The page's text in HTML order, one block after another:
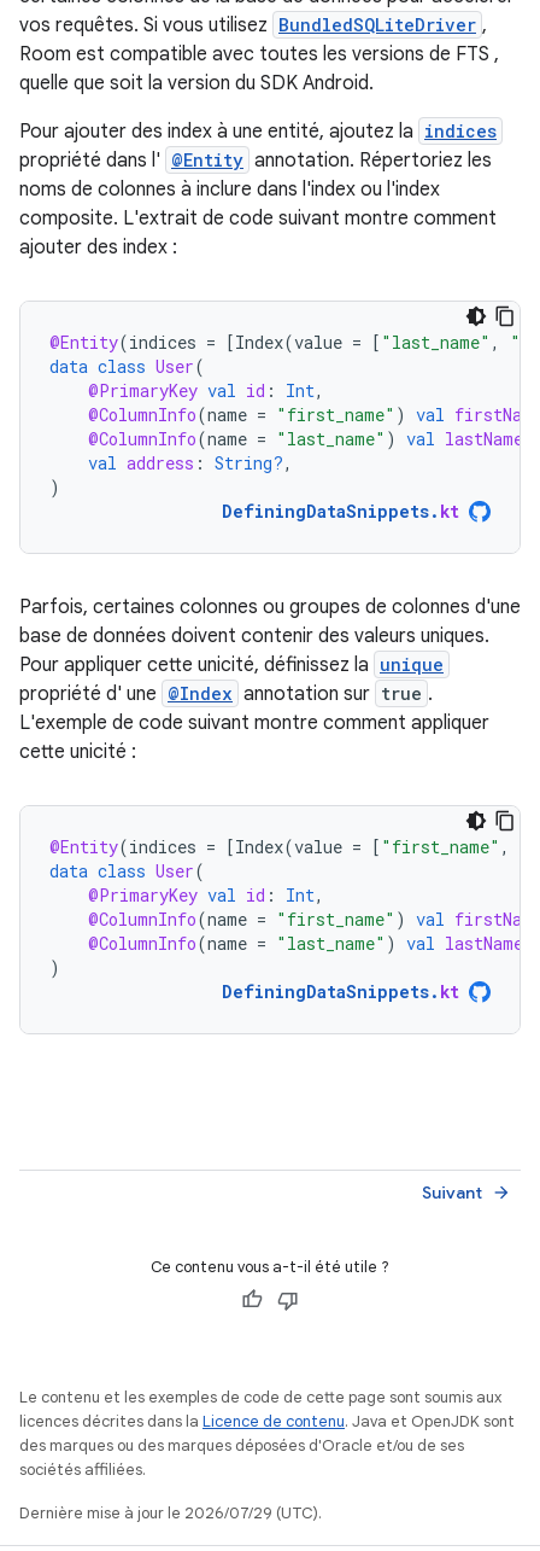
vos requêtes. Si vous utilisez BundledSQLiteDriver ,
Room est compatible avec toutes les versions de FTS ,
quelle que soit la version du SDK Android.
Pour ajouter des index à une entité, ajoutez la indices
propriété dans l' @Entity annotation. Répertoriez les
noms de colonnes à inclure dans l'index ou l'index
composite. L'extrait de code suivant montre comment
ajouter des index :
@Entity(indices = [Index(value = [ "last_name" ,
data class User(
@PrimaryKey val id : Int,
@ColumnInfo(name = "first_name" ) val
@ColumnInfo(name = "last_name" ) val lastName
val address : String?,
)
DefiningDataSnippets. kt
Parfois, certaines colonnes ou groupes de colonnes d'une
base de données doivent contenir des valeurs uniques.
Pour appliquer cette unicité, définissez la unique
propriété d' une @Index annotation sur true .
L'exemple de code suivant montre comment appliquer
cette unicité :
@Entity(indices = [Index(value = [ "first_name" ,
data class User(
@PrimaryKey val id : Int,
@ColumnInfo(name = "first_name" ) val
@ColumnInfo(name = "last_name" ) val lastName
)
DefiningDataSnippets. kt
Suivant arrow_forward
Ce contenu vous a-t-il été utile ?
Le contenu et les exemples de code de cette page sont soumis aux
licences décrites dans la Licence de contenu. Java et OpenJDK sont
des marques ou des marques déposées d'Oracle et/ou de ses
sociétés affiliées.
Dernière mise à jour le 2026/07/29 (UTC).